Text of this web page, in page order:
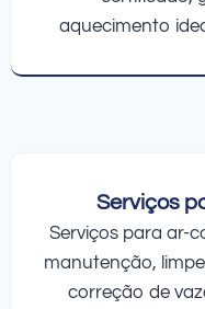
aquecimento
Serviços
Serviços para ar-
manutenção,
correção de